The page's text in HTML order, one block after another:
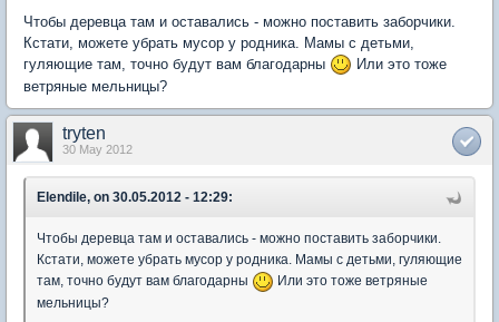
Чтобы деревца там и оставались - можно поставить заборчики.
Кстати, можете убрать мусор у родника. Мамы с детьми,
гуляющие там, точно будут вам благодарны
Или это тоже
ветряные мельницы?
tryten
30 May 2012
Elendile, on 30.05.2012 - 12:29:
Чтобы деревца там и оставались - можно поставить заборчики.
Кстати, можете убрать мусор у родника. Мамы с детьми, гуляющие
там, точно будут вам благодарны
Или это тоже ветряные
мельницы?